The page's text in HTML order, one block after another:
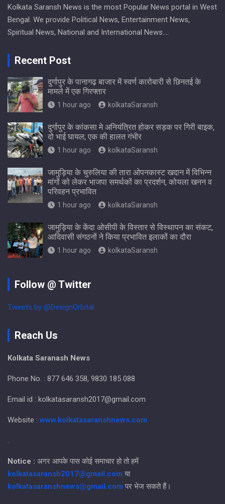
Kolkata Saransh News is the most Popular News portal in West
Bengal. We provide Political News, Entertainment News,
Spiritual News, National and International News….
Recent Post
दुर्गापुर के पानागढ़ बाजार में स्वर्ण कारोबारी से छिनतई के
मामले में एक गिरफ्तार
1 hour ago kolkataSaransh
दुर्गापुर के कांकसा मे अनियंत्रित होकर सड़क पर गिरी बाइक,
दो भाई घायल; एक की हालत गंभीर
1 hour ago kolkataSaransh
जामुड़िया के चुरुलिया की तारा ओपनकास्ट खदान में विभिन्न
मांगों को लेकर भाजपा समर्थकों का प्रदर्शन, कोयला खनन व
परिवहन प्रभावित
1 hour ago kolkataSaransh
जामुड़िया के केंदा ओसीपी के विस्तार से विस्थापन का संकट,
आदिवासी संगठनों ने किया प्रभावित इलाकों का दौरा
1 hour ago kolkataSaransh
Follow @ Twitter
Tweets by @DesignOrbital
Reach Us
Kolkata Saranash News
Phone No. : 877 646 358, 9830 185 088
Email id : kolkatasaransh2017@gmail.com
Website : www.kolkatasaranshnews.com
.
Notice : अगर आपके पास कोई समाचार हो तो हमें
kolkatasaransh2017@gmail.com या
kolkatasaranshnews@gmail.com पर भेज सकते हैं।